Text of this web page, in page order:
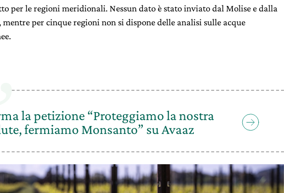
per le regioni meridionali. Nessun dato è stato inviato dal Molise e dalla
mentre per cinque regioni non si dispone delle analisi sulle acque
la petizione “Proteggiamo la nostra
fermiamo Monsanto” su Avaaz